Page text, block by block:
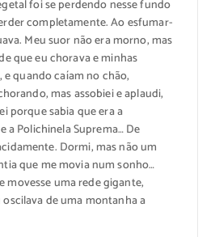
foi se perdendo nesse fundo
completamente. Ao esfumar-
Meu suor não era morno, mas
que eu chorava e minhas
e quando caíam no chão,
mas assobiei e aplaudi,
porque sabia que era a
a Polichinela Suprema… De
Dormi, mas não um
que me movia num sonho…
movesse uma rede gigante,
de uma montanha a